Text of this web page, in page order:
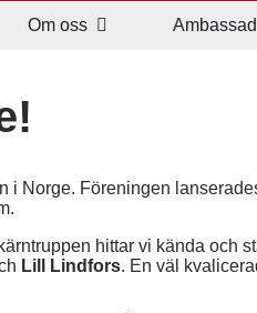
Om oss
i Norge. Föreningen
hittar vi kända och
Lill Lindfors. En väl